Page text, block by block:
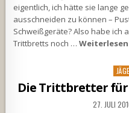
eigentlich, ich hätte sie lange
ausschneiden zu können –
Schweißgeräte? Also habe ich
Trittbretts noch …Weiterlesen
in
Die Trittbretter für
27. JULI